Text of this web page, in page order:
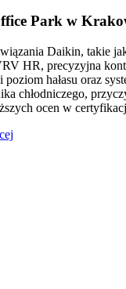
Park w
Daikin, takie
HR, precyzyjna
hałasu oraz
chłodniczego,
ocen w